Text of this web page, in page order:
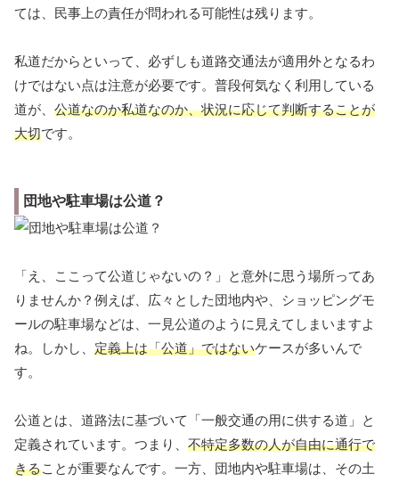
ては、民事上の責任が問われる可能性は残ります。
私道だからといって、必ずしも道路交通法が適用外となるわ
けではない点は注意が必要です。普段何気なく利用している
道が、 公道なのか私道なのか、状況に応じて判断することが
大切です。
団地や駐車場は公道？
「え、ここって公道じゃないの？」と意外に思う場所ってあ
りませんか？例えば、広々とした団地内や、ショッピングモ
ールの駐車場などは、一見公道のように見えてしまいますよ
ね。しかし、 定義上は「公道」ではないケースが多いんで
す。
公道とは、道路法に基づいて「一般交通の用に供する道」と
定義されています。つまり、 不特定多数の人が自由に通行で
きることが重要なんです。一方、団地内や駐車場は、その土